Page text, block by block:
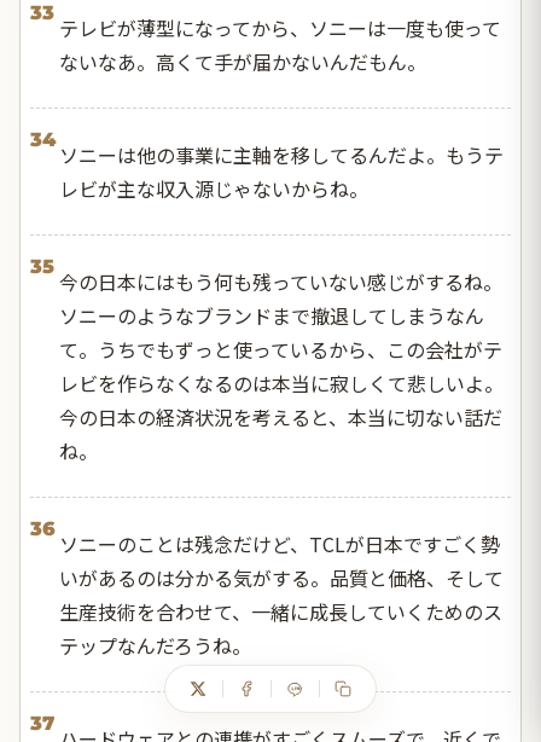
33
テレビが薄型になってから、ソニーは一度も使って
ないなあ。高くて手が届かないんだもん。
34
ソニーは他の事業に主軸を移してるんだよ。もうテ
レビが主な収入源じゃないからね。
35
今の日本にはもう何も残っていない感じがするね。
ソニーのようなブランドまで撤退してしまうなん
て。うちでもずっと使っているから、この会社がテ
レビを作らなくなるのは本当に寂しくて悲しいよ。
今の日本の経済状況を考えると、本当に切ない話だ
ね。
36
ソニーのことは残念だけど、TCLが日本ですごく勢
いがあるのは分かる気がする。品質と価格、そして
生産技術を合わせて、一緒に成長していくためのス
テップなんだろうね。
37